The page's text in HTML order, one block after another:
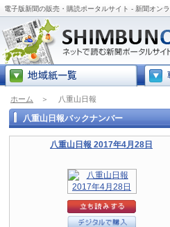
電子版新聞の販売・購読ポータルサイト - 新聞オン
ホーム ＞ 八重山日報
八重山日報バックナンバー
八重山日報 2017年4月28日